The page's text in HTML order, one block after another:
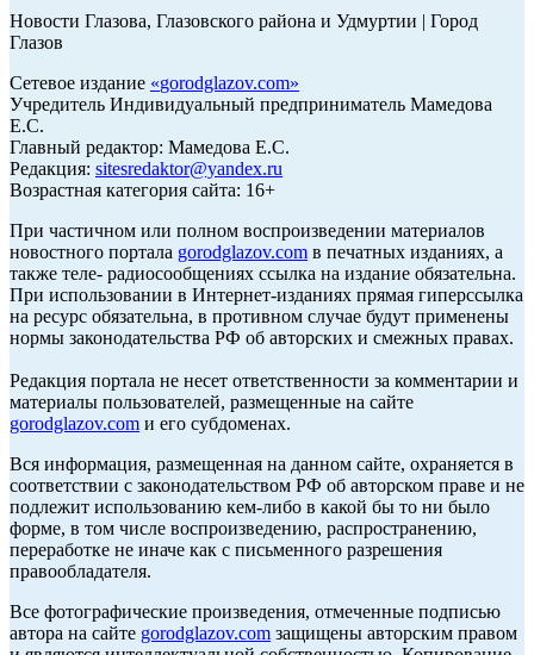
Новости Глазова, Глазовского района и Удмуртии | Город
Глазов
Сетевое издание «gorodglazov.com»
Учредитель Индивидуальный предприниматель Мамедова
Е.С.
Главный редактор: Мамедова Е.С.
Редакция: sitesredaktor@yandex.ru
Возрастная категория сайта: 16+
При частичном или полном воспроизведении материалов
новостного портала gorodglazov.com в печатных изданиях, а
также теле- радиосообщениях ссылка на издание обязательна.
При использовании в Интернет-изданиях прямая гиперссылка
на ресурс обязательна, в противном случае будут применены
нормы законодательства РФ об авторских и смежных правах.
Редакция портала не несет ответственности за комментарии и
материалы пользователей, размещенные на сайте
gorodglazov.com и его субдоменах.
Вся информация, размещенная на данном сайте, охраняется в
соответствии с законодательством РФ об авторском праве и не
подлежит использованию кем-либо в какой бы то ни было
форме, в том числе воспроизведению, распространению,
переработке не иначе как с письменного разрешения
правообладателя.
Все фотографические произведения, отмеченные подписью
автора на сайте gorodglazov.com защищены авторским правом